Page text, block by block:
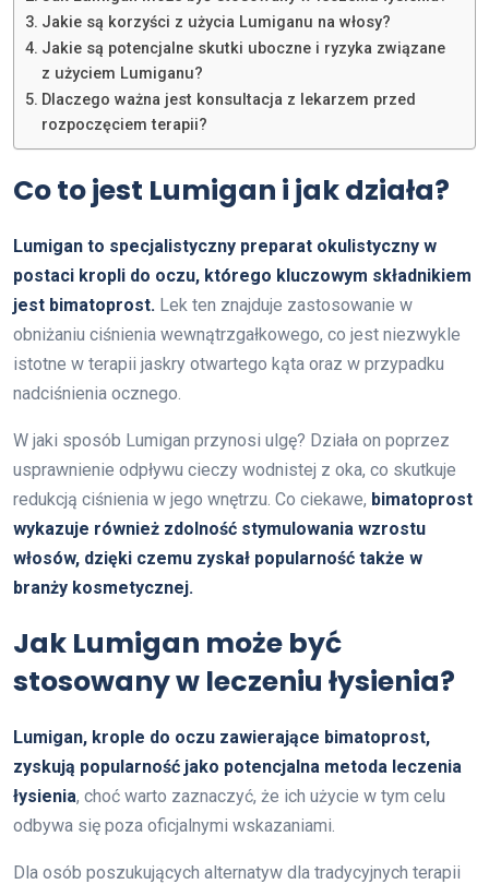
Jakie są korzyści z użycia Lumiganu na włosy?
Jakie są potencjalne skutki uboczne i ryzyka związane
z użyciem Lumiganu?
Dlaczego ważna jest konsultacja z lekarzem przed
rozpoczęciem terapii?
Co to jest Lumigan i jak działa?
Lumigan to specjalistyczny preparat okulistyczny w
postaci kropli do oczu, którego kluczowym składnikiem
jest bimatoprost. Lek ten znajduje zastosowanie w
obniżaniu ciśnienia wewnątrzgałkowego, co jest niezwykle
istotne w terapii jaskry otwartego kąta oraz w przypadku
nadciśnienia ocznego.
W jaki sposób Lumigan przynosi ulgę? Działa on poprzez
usprawnienie odpływu cieczy wodnistej z oka, co skutkuje
redukcją ciśnienia w jego wnętrzu. Co ciekawe, bimatoprost
wykazuje również zdolność stymulowania wzrostu
włosów, dzięki czemu zyskał popularność także w
branży kosmetycznej.
Jak Lumigan może być
stosowany w leczeniu łysienia?
Lumigan, krople do oczu zawierające bimatoprost,
zyskują popularność jako potencjalna metoda leczenia
łysienia, choć warto zaznaczyć, że ich użycie w tym celu
odbywa się poza oficjalnymi wskazaniami.
Dla osób poszukujących alternatyw dla tradycyjnych terapii